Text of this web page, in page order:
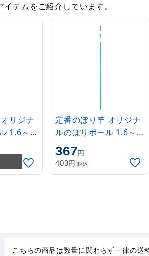
テムをご紹介しています。
リジナ
1.6～
定番のぼり竿 オリジナ
ルのぼりポール 1.6～
3m 伸縮式 水色
(30537SBL)
367円
403円 税込
こちらの商品は数量に関わらず一律の送